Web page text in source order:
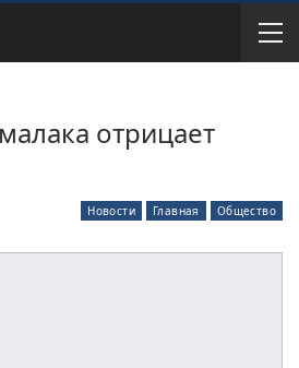
отрицает
Новости Главная Общество